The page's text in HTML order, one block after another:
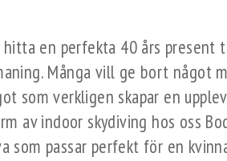
en perfekta 40 års present
Många vill ge bort något
som verkligen skapar en
av indoor skydiving hos oss
som passar perfekt för en